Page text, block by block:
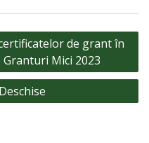
de grant în
Mici 2023